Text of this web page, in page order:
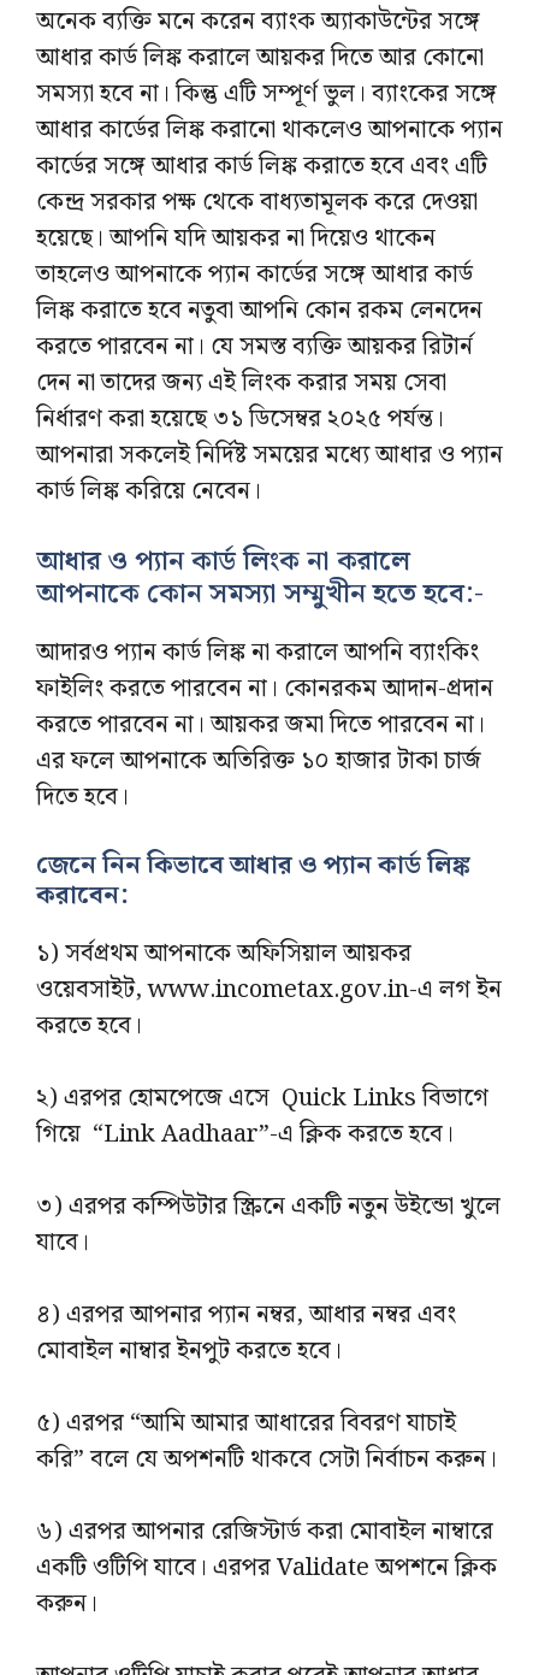
অনেক ব্যক্তি মনে করেন ব্যাংক অ্যাকাউন্টের সঙ্গে
আধার কার্ড লিঙ্ক করালে আয়কর দিতে আর কোনো
সমস্যা হবে না। কিন্তু এটি সম্পূর্ণ ভুল। ব্যাংকের সঙ্গে
আধার কার্ডের লিঙ্ক করানো থাকলেও আপনাকে প্যান
কার্ডের সঙ্গে আধার কার্ড লিঙ্ক করাতে হবে এবং এটি
কেন্দ্র সরকার পক্ষ থেকে বাধ্যতামূলক করে দেওয়া
হয়েছে। আপনি যদি আয়কর না দিয়েও থাকেন
তাহলেও আপনাকে প্যান কার্ডের সঙ্গে আধার কার্ড
লিঙ্ক করাতে হবে নতুবা আপনি কোন রকম লেনদেন
করতে পারবেন না। যে সমস্ত ব্যক্তি আয়কর রিটার্ন
দেন না তাদের জন্য এই লিংক করার সময় সেবা
নির্ধারণ করা হয়েছে ৩১ ডিসেম্বর ২০২৫ পর্যন্ত।
আপনারা সকলেই নির্দিষ্ট সময়ের মধ্যে আধার ও প্যান
কার্ড লিঙ্ক করিয়ে নেবেন।
আধার ও প্যান কার্ড লিংক না করালে
আপনাকে কোন সমস্যা সম্মুখীন হতে হবে:-
আদারও প্যান কার্ড লিঙ্ক না করালে আপনি ব্যাংকিং
ফাইলিং করতে পারবেন না। কোনরকম আদান-প্রদান
করতে পারবেন না। আয়কর জমা দিতে পারবেন না।
এর ফলে আপনাকে অতিরিক্ত ১০ হাজার টাকা চার্জ
দিতে হবে।
জেনে নিন কিভাবে আধার ও প্যান কার্ড লিঙ্ক
করাবেন:
১) সর্বপ্রথম আপনাকে অফিসিয়াল আয়কর
ওয়েবসাইট, www.incometax.gov.in-এ লগ ইন
করতে হবে।
২) এরপর হোমপেজে এসে Quick Links বিভাগে
গিয়ে “Link Aadhaar”-এ ক্লিক করতে হবে।
৩) এরপর কম্পিউটার স্ক্রিনে একটি নতুন উইন্ডো খুলে
যাবে।
৪) এরপর আপনার প্যান নম্বর, আধার নম্বর এবং
মোবাইল নাম্বার ইনপুট করতে হবে।
৫) এরপর “আমি আমার আধারের বিবরণ যাচাই
করি” বলে যে অপশনটি থাকবে সেটা নির্বাচন করুন।
৬) এরপর আপনার রেজিস্টার্ড করা মোবাইল নাম্বারে
একটি ওটিপি যাবে। এরপর Validate অপশনে ক্লিক
করুন।